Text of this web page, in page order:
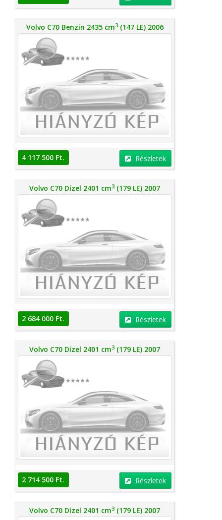
Volvo C70 Benzin 2435 cm3(147 LE) 2006
4 117 500 Ft. Részletek
Volvo C70 Dízel 2401 cm3 (179 LE) 2007
2 684 000 Ft. Részletek
Volvo C70 Dízel 2401 cm3 (179 LE) 2007
2 714 500 Ft. Részletek
Volvo C70 Dízel 2401 cm3 (179 LE) 2007